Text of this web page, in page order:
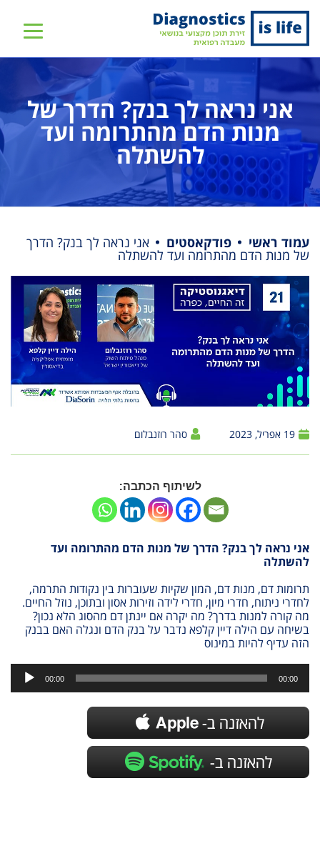
שִׂים
בְּאֲתָר
מֻפְעֶלֶת
מַעֲרֶכֶת
בִּקְלִיק
הַמְּסַיַּעַת
לִנְגִישׁוּת
הָאֲתָר.
אני נראה לך בנק? הדרך של
מנות הדם מהתרומה ועד
להשתלה
עמוד ראשי פודקאסטים אני נראה לך בנק? הדרך
של מנות הדם מהתרומה ועד להשתלה
19 אפריל, 2023 סהר רוזנבלום
לשיתוף הכתבה:
אני נראה לך בנק? הדרך של מנות הדם מהתרומה ועד
להשתלה
תרומות דם, מנות דם, המון שקיות שעוברות בין נקודות התרמה,
לחדרי ניתוח, חדרי מיון, חדרי לידה וזירות אסון ובתוכן, נוזל החיים.
מה קורה למנות בדרך? מה יקרה אם יינתן דם מהסוג הלא נכון?
בשיחה עם הילה דיין קלפא נדבר על בנק הדם ונגלה האם בבנק
הזה עדיף להיות במינוס
נגן
אודיו 00:00 00:00